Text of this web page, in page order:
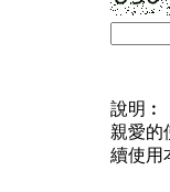
說明︰
親愛的
續使用